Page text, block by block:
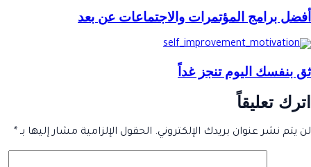
أفضل برامج المؤتمرات والاجتماعات عن بعد
ثق بنفسك اليوم تنجز غداً
اترك تعليقاً
لن يتم نشر عنوان بريدك الإلكتروني. الحقول الإلزامية مشار إليها بـ *